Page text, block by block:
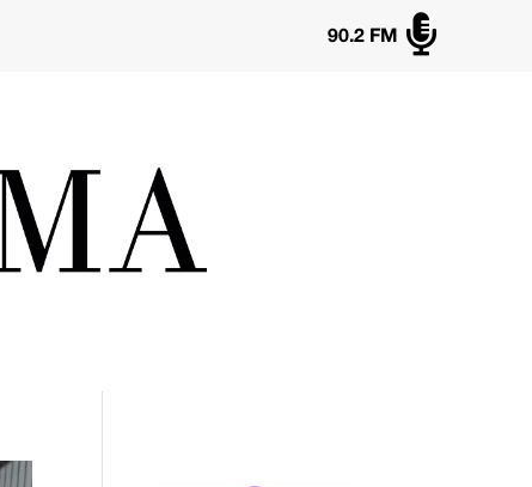

90.2 FM